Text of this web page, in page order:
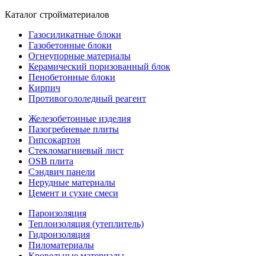
Каталог стройматериалов
Газосиликатные блоки
Газобетонные блоки
Огнеупорные материалы
Керамический поризованный блок
Пенобетонные блоки
Кирпич
Противогололедный реагент
Железобетонные изделия
Пазогребневые плиты
Гипсокартон
Стекломагниевый лист
OSB плита
Сэндвич панели
Нерудные материалы
Цемент и сухие смеси
Пароизоляция
Теплоизоляция (утеплитель)
Гидроизоляция
Пиломатериалы